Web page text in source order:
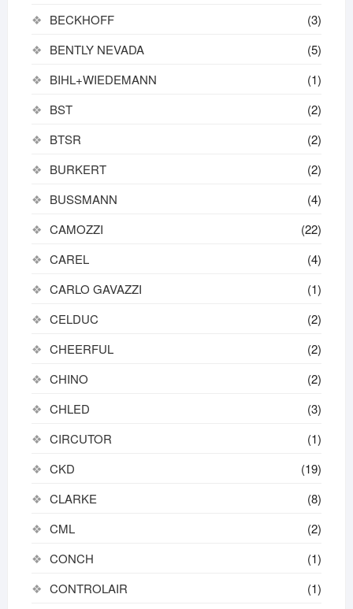
BECKHOFF
(3)
BENTLY NEVADA
(5)
BIHL+WIEDEMANN
(1)
BST
(2)
BTSR
(2)
BURKERT
(2)
BUSSMANN
(4)
CAMOZZI
(22)
CAREL
(4)
CARLO GAVAZZI
(1)
CELDUC
(2)
CHEERFUL
(2)
CHINO
(2)
CHLED
(3)
CIRCUTOR
(1)
CKD
(19)
CLARKE
(8)
CML
(2)
CONCH
(1)
CONTROLAIR
(1)